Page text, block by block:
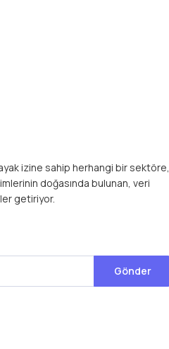
izine sahip herhangi bir sektöre,
doğasında bulunan, veri
getiriyor.
Gönder